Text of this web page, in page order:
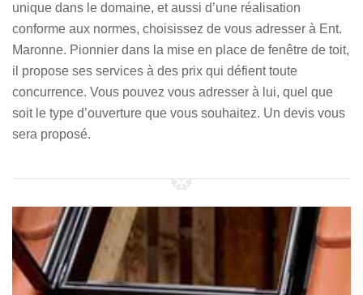
unique dans le domaine, et aussi d’une réalisation
conforme aux normes, choisissez de vous adresser à Ent.
Maronne. Pionnier dans la mise en place de fenêtre de toit,
il propose ses services à des prix qui défient toute
concurrence. Vous pouvez vous adresser à lui, quel que
soit le type d’ouverture que vous souhaitez. Un devis vous
sera proposé.